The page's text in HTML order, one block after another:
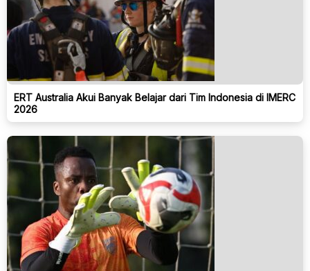
ERT Australia Akui Banyak Belajar dari Tim Indonesia di IMERC
2026